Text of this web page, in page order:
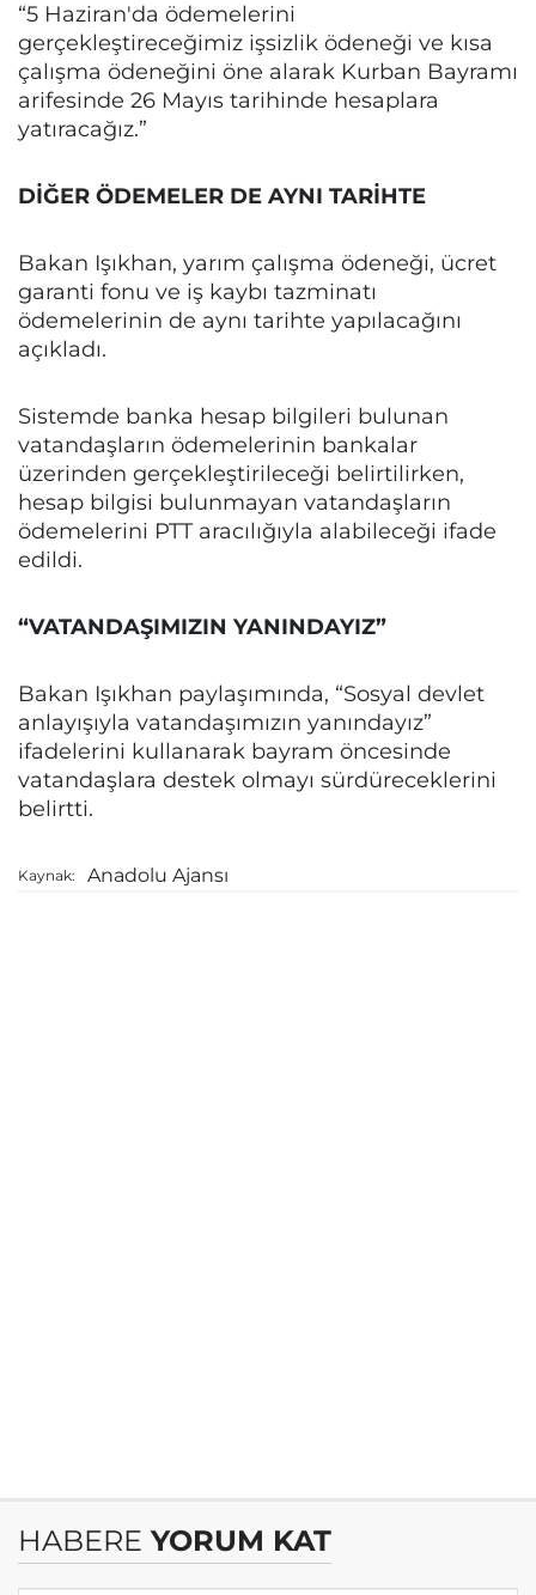
“5 Haziran'da ödemelerini
gerçekleştireceğimiz işsizlik ödeneği ve kısa
çalışma ödeneğini öne alarak Kurban Bayramı
arifesinde 26 Mayıs tarihinde hesaplara
yatıracağız.”
DİĞER ÖDEMELER DE AYNI TARİHTE
Bakan Işıkhan, yarım çalışma ödeneği, ücret
garanti fonu ve iş kaybı tazminatı
ödemelerinin de aynı tarihte yapılacağını
açıkladı.
Sistemde banka hesap bilgileri bulunan
vatandaşların ödemelerinin bankalar
üzerinden gerçekleştirileceği belirtilirken,
hesap bilgisi bulunmayan vatandaşların
ödemelerini PTT aracılığıyla alabileceği ifade
edildi.
“VATANDAŞIMIZIN YANINDAYIZ”
Bakan Işıkhan paylaşımında, “Sosyal devlet
anlayışıyla vatandaşımızın yanındayız”
ifadelerini kullanarak bayram öncesinde
vatandaşlara destek olmayı sürdüreceklerini
belirtti.
Kaynak: Anadolu Ajansı
HABERE YORUM KAT